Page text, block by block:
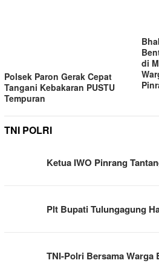
Polsek Paron Gerak Cepat
Tangani Kebakaran PUSTU
Tempuran
di
TNI POLRI
Ketua IWO Pinrang
Plt Bupati Tulungagung
TNI-Polri Bersama